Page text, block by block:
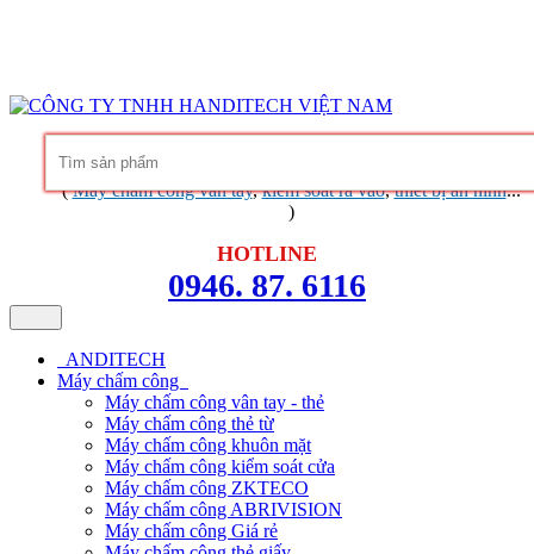
(Máy chấm công vân tay,kiểm soát ra vào,thiết bị an ninh...
)
HOTLINE
0946. 87. 6116
ANDITECH
Máy chấm công
Máy chấm công vân tay - thẻ
Máy chấm công thẻ từ
Máy chấm công khuôn mặt
Máy chấm công kiểm soát cửa
Máy chấm công ZKTECO
Máy chấm công ABRIVISION
Máy chấm công Giá rẻ